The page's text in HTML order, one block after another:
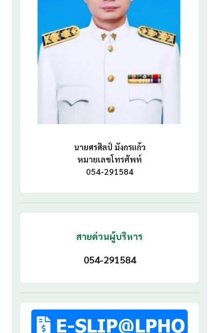
นายศรศิลป์ มังกรแก้ว
หมายเลขโทรศัพท์
054-291584
สายด่วนผู้บริหาร
054-291584